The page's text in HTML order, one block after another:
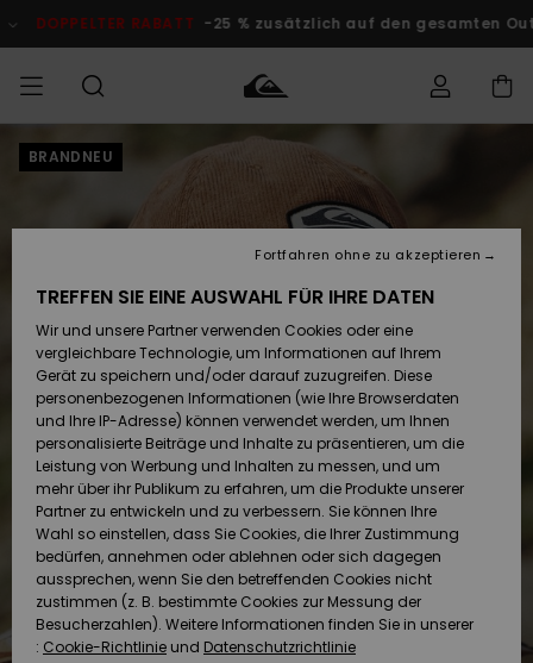
Produktinformation
DOPPELTER RABATT -25 % zusätzlich auf den gesamten
MÄNNER
Accessoires
Schuhe&
Flip-Flops
Surf
Snow
Brandneu
JUNGEN
Accessoires
Schuhe&
Flip-Flops
Surf
Snow
Brandneu
FRAUEN
Brandneu
Highlights
Snow
SURF
Kinder
Highlights
Community
SNOW
Kinder
Snow Shop
Damen
Highlights
Community
DOPPELTER
RABATT
KINDER
Outlet
Frauen
HILFE & KONTAKT
Versand
Retouren
Bezahlung
Geschenkkarte
Quiksilver
Freedom
Datenschutz
NACHHALTIGKEIT
BRANDNEU
TREFFEN SIE EINE AUSWAHL FÜR IHRE DATEN
Wir und unsere Partner verwenden Cookies oder eine
vergleichbare Technologie, um Informationen auf Ihrem
Gerät zu speichern und/oder darauf zuzugreifen. Diese
personenbezogenen Informationen (wie Ihre Browserdaten
und Ihre IP-Adresse) können verwendet werden, um Ihnen
personalisierte Beiträge und Inhalte zu präsentieren, um die
Leistung von Werbung und Inhalten zu messen, und um
mehr über ihr Publikum zu erfahren, um die Produkte unserer
Partner zu entwickeln und zu verbessern. Sie können Ihre
Wahl so einstellen, dass Sie Cookies, die Ihrer Zustimmung
bedürfen, annehmen oder ablehnen oder sich dagegen
aussprechen, wenn Sie den betreffenden Cookies nicht
zustimmen (z. B. bestimmte Cookies zur Messung der
Besucherzahlen). Weitere Informationen finden Sie in unserer
: Cookie-Richtlinie und Datenschutzrichtlinie
Fortfahren ohne zu akzeptieren